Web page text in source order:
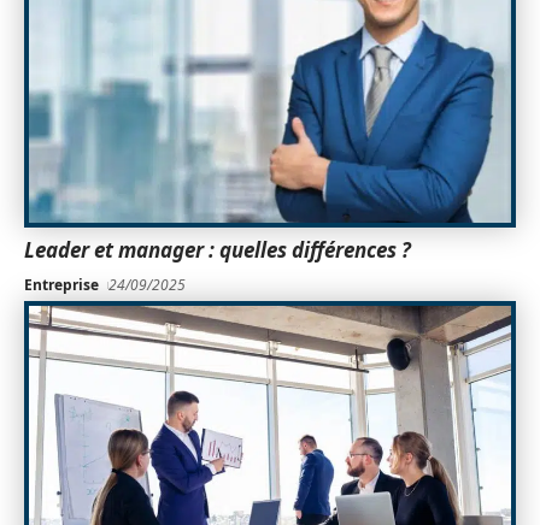
Leader et manager : quelles différences ?
Entreprise 24/09/2025